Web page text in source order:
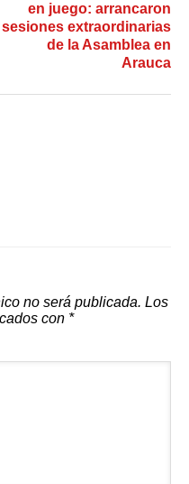
en juego: arrancaron
sesiones extraordinarias
de la Asamblea en
Arauca
no será publicada. Los
con *